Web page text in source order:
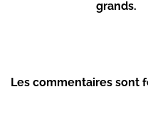
grands.
Les commentaires sont